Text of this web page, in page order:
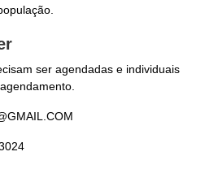
ser agendadas e individuais